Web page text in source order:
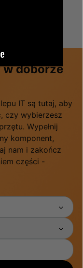
doborze
IT są tutaj, aby
czy wybierzesz
Wypełnij
komponent,
nam i zakończ
części -